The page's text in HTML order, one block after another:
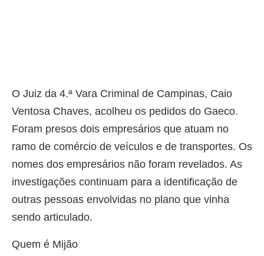
O Juiz da 4.ª Vara Criminal de Campinas, Caio
Ventosa Chaves, acolheu os pedidos do Gaeco.
Foram presos dois empresários que atuam no
ramo de comércio de veículos e de transportes. Os
nomes dos empresários não foram revelados. As
investigações continuam para a identificação de
outras pessoas envolvidas no plano que vinha
sendo articulado.
Quem é Mijão